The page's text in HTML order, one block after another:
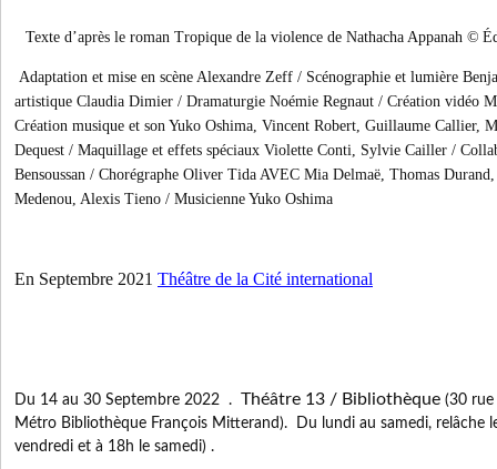
Texte d’après le roman Tropique de la violence de Nathacha Appanah ©
Adaptation et mise en scène Alexandre Zeff / Scénographie et lumière
artistique Claudia Dimier / Dramaturgie Noémie Regnaut / Création vidéo
Création musique et son Yuko Oshima, Vincent Robert, Guillaume Callier,
Dequest / Maquillage et effets spéciaux Violette Conti, Sylvie Cailler /
Bensoussan / Chorégraphe Oliver Tida AVEC Mia Delmaë, Thomas
Medenou, Alexis Tieno / Musicienne Yuko Oshima
En Septembre 2021 Théâtre de la Cité international
Du 14 au 30 Septembre 2022 . Théâtre 13 / Bibliothèque (30 rue
Métro Bibliothèque François Mitterand). Du lundi au samedi, relâche
vendredi et à 18h le samedi) .